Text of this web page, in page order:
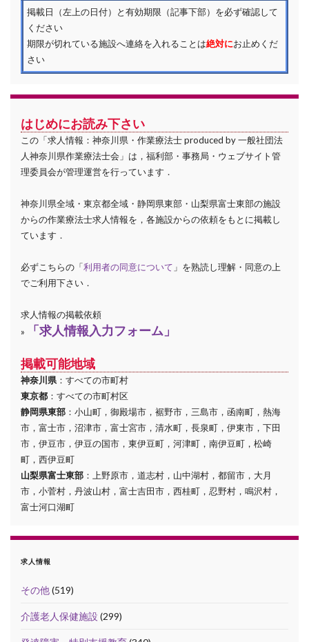
掲載日（左上の日付）と有効期限（記事下部）を必ず確認して
ください
期限が切れている施設へ連絡を入れることは絶対にお止めくだ
さい
はじめにお読み下さい
この「求人情報：神奈川県・作業療法士 produced by 一般社団法
人神奈川県作業療法士会」は，福利部・事務局・ウェブサイト管
理委員会が管理運営を行っています．
神奈川県全域・東京都全域・静岡県東部・山梨県富士東部の施設
からの作業療法士求人情報を，各施設からの依頼をもとに掲載し
ています．
必ずこちらの「利用者の同意について 」を熟読し理解・同意の上
でご利用下さい．
求人情報の掲載依頼
»
「求人情報入力フォーム」
掲載可能地域
神奈川県 ：すべての市町村
東京都 ：すべての市町村区
静岡県東部 ：小山町，御殿場市，裾野市，三島市，函南町，熱海
市，富士市，沼津市，富士宮市，清水町，長泉町，伊東市，下田
市，伊豆市，伊豆の国市，東伊豆町，河津町，南伊豆町，松崎
町，西伊豆町
山梨県富士東部 ：上野原市，道志村，山中湖村，都留市，大月
市，小菅村，丹波山村，富士吉田市，西桂町，忍野村，鳴沢村，
富士河口湖町
求人情報
その他(519)
介護老人保健施設 (299)